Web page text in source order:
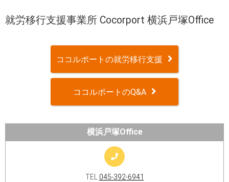
就労移行支援事業所 Cocorport 横浜戸塚Office
ココルポートの就労移行支援
ココルポートのQ&A
横浜戸塚Office
TEL 045-392-6941